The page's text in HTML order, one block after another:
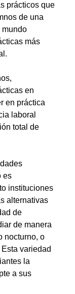
prácticos que
de una
mundo
más
en
en práctica
laboral
total de
es
instituciones
alternativas
de
de manera
nocturno, o
variedad
la
a sus